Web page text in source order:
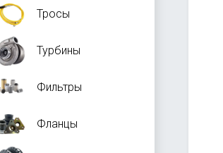
Тросы
Турбины
Фильтры
Фланцы